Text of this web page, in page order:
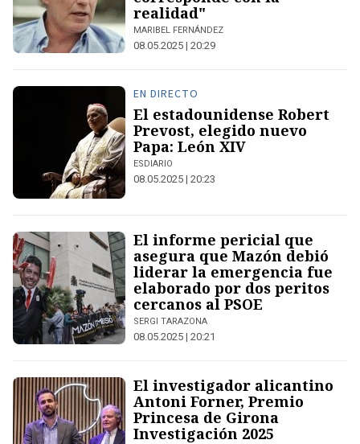
realidad"
MARIBEL FERNÁNDEZ
08.05.2025 | 20:29
EN DIRECTO
El estadounidense Robert
Prevost, elegido nuevo
Papa: León XIV
ESDIARIO
08.05.2025 | 20:23
El informe pericial que
asegura que Mazón debió
liderar la emergencia fue
elaborado por dos peritos
cercanos al PSOE
SERGI TARAZONA
08.05.2025 | 20:21
El investigador alicantino
Antoni Forner, Premio
Princesa de Girona
Investigación 2025